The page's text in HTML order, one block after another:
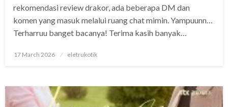
rekomendasi review drakor, ada beberapa DM dan
komen yang masuk melalui ruang chat mimin. Yampuunn…
Terharruu banget bacanya! Terima kasih banyak…
Posted
17 March 2026 eletrukotik